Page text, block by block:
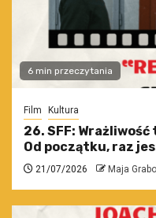
6 min przeczytania
Film Kultura
26. SFF:
Od początku, raz
21/07/2026 Maja